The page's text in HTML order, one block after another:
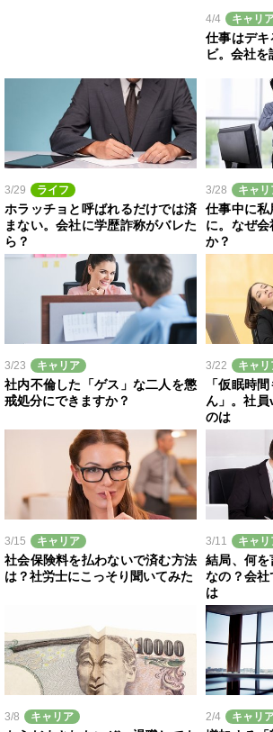
4/4 キャリ
仕事はデキ
ビ。会社を
3/29 ライフ
ホラッチョと呼ばれるだけでは済
まない。会社に学歴詐称がバレた
ら？
3/28 キャリ
仕事中に
に。なぜ
か？
3/23 キャリア
社内不倫した「ゲス」な二人を懲
戒処分にできますか？
3/22 キャリ
「仮眠時
ん」。社
のは
3/15 キャリア
社会保険料を払わないで済む方法
は？社労士にこっそり聞いてみた
3/11 キャリ
結局、何を
なの？会社
は
3/8 キャリア 2/4 キャリ